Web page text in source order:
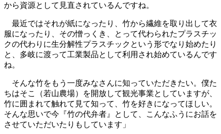
から資源として見直されているんですね。
最近ではそれが紙になったり、竹から繊維を取り出して衣
服になったり、その憎っくき、とって代わられたプラスチッ
クの代わりに生分解性プラスチックという形でなり始めたり
と、多岐に渡って工業製品として利用され始めているんです
ね。
そんな竹をもう一度みなさんに知っていただきたい。僕た
ちはそこ（若山農場）を開放して観光事業としていますが、
竹に囲まれて触れて見て知って、竹を好きになってほしい。
そんな思いで今『竹の代弁者』として、こんなふうにお話を
させていただいたりもしています」